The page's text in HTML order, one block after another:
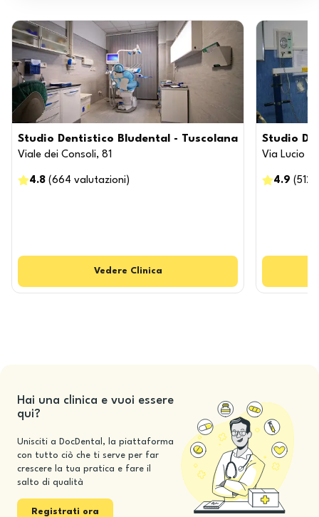
Studio Dentistico Bludental - Tuscolana
Viale dei Consoli, 81
4.8 (664 valutazioni )
Vedere Clinica
Studio
Via Lucio
4.9 (512
Hai una clinica e vuoi essere
qui?
Unisciti a DocDental, la piattaforma
con tutto ciò che ti serve per far
crescere la tua pratica e fare il
salto di qualità
Registrati ora